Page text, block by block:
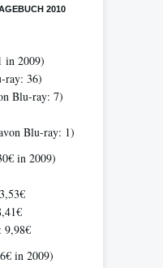
2010
in 2009)
ray: 36)
Blu-ray: 7)
Blu-ray: 1)
in 2009)
9,98€
in 2009)